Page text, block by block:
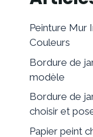
Peinture Mur
Couleurs
Bordure de
modèle
Bordure de
choisir et
Papier peint